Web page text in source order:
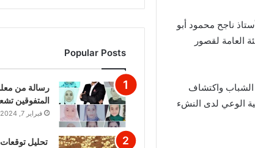
ناجح محمود أبو
العامة لقصور
الشباب واكتشاف
الوعي لدى النشء
Popular Posts
رسالة من
المتفوقين
فبراير 7, 2024
تحليل